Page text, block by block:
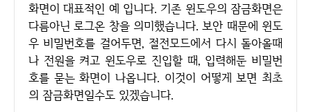
화면이 대표적인 예 입니다. 기존 윈도우의 잠금화면은
다름아닌 로그온 창을 의미했습니다. 보안 때문에 윈도
우 비밀번호를 걸어두면, 절전모드에서 다시 돌아올때
나 전원을 켜고 윈도우로 진입할 때, 입력해둔 비밀번
호를 묻는 화면이 나옵니다. 이것이 어떻게 보면 최초
의 잠금화면일수도 있겠습니다.